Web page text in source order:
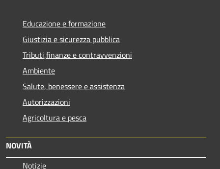
Educazione e formazione
Giustizia e sicurezza pubblica
Tributi,finanze e contravvenzioni
Ambiente
Salute, benessere e assistenza
Autorizzazioni
Agricoltura e pesca
NOVITÀ
Notizie